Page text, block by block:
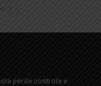
perde controle e